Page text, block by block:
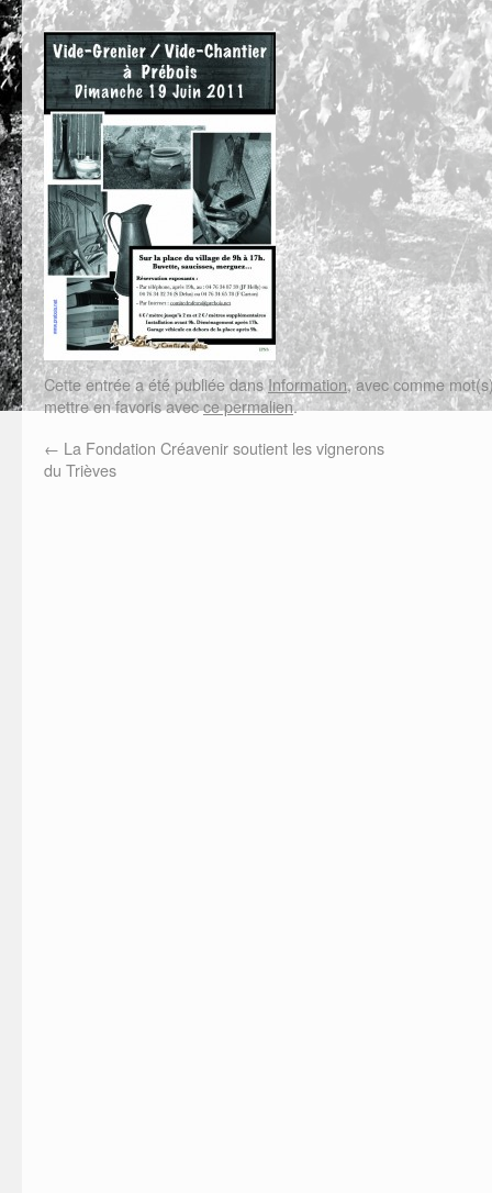
Cette entrée a été publiée dansInformation, avec comme
mettre en favoris avecce permalien.
← La Fondation Créavenir soutient les vignerons
du Trièves